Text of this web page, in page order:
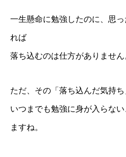
一生懸命に勉強したのに、思
れば
落ち込むのは仕方がありません
ただ、その「落ち込んだ気持ち
いつまでも勉強に身が入らな
ますね。